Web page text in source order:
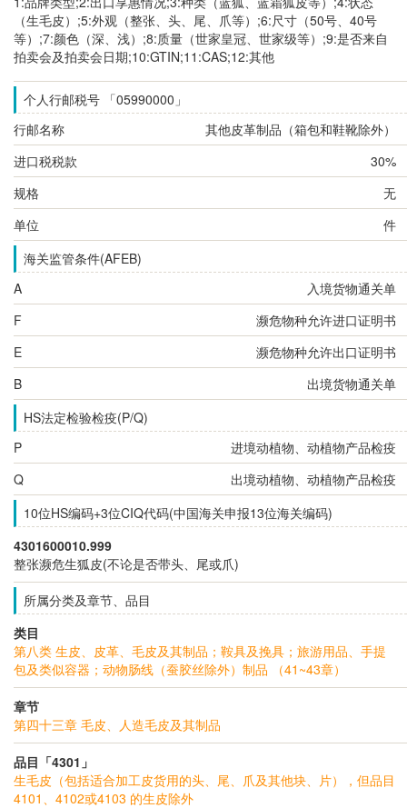
（生毛皮）;5:外观（整张、头、尾、爪等）;6:尺寸（50号、40号
等）;7:颜色（深、浅）;8:质量（世家皇冠、世家级等）;9:是否来自
拍卖会及拍卖会日期;10:GTIN;11:CAS;12:其他
个人行邮税号 「05990000」
行邮名称
其他皮革制品（箱包和鞋靴除外）
进口税税款
30%
规格
无
单位
件
海关监管条件(AFEB)
A
入境货物通关单
F
濒危物种允许进口证明书
E
濒危物种允许出口证明书
B
出境货物通关单
HS法定检验检疫(P/Q)
P
进境动植物、动植物产品检疫
Q
出境动植物、动植物产品检疫
10位HS编码+3位CIQ代码(中国海关申报13位海关编码)
4301600010.999
整张濒危生狐皮(不论是否带头、尾或爪)
所属分类及章节、品目
类目
第八类 生皮、皮革、毛皮及其制品；鞍具及挽具；旅游用品、手提
包及类似容器；动物肠线（蚕胶丝除外）制品 （41~43章）
章节
第四十三章 毛皮、人造毛皮及其制品
品目「4301」
生毛皮（包括适合加工皮货用的头、尾、爪及其他块、片），但品目
4101、4102或4103 的生皮除外